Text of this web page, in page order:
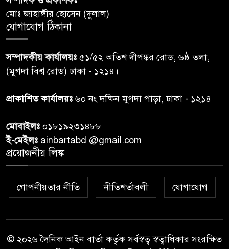
গাজার ধ্বংসস্তূপে মিলল আরও ১৯
৭
কুলাউড়া সীমান্তে বিএসএফের
৮
নেওয়ার পর ভারতীয় নাগরিক আটক
৯
১০
মোঃ জাহাঙ্গীর হোসেন (দুলাল)
যোগাযোগ ঠিকানা
সম্পাদকীয় কার্যালয়ঃ ৫১/৫২ অতিশ দীপঙ্কর রোড, ৬ষ্ঠ তলা,
(মুগদা বিশ্ব রোড) ঢাকা - ১২১৪।
প্রাকাশিত কার্যালয়ঃ৬০ নং দক্ষিন মুগদা পাড়া, ঢাকা - ১২১৪
মোবাইলঃ ০১৮১৯২৩১৪৮৮
ই-মেইলঃ ainbartabd @gmail.com
প্রয়োজনীয় লিঙ্ক
গোপনীয়তার নীতি নীতিশর্তাবলী যোগাযোগ
© ২০২৬ দৈনিক আইন বার্তা কর্তৃক সর্বস্বত্ব স্বত্বাধিকার সংরক্ষিত